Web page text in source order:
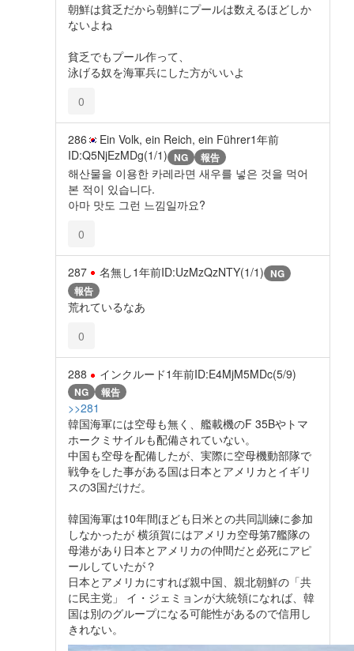
朝鮮は貧乏だから朝鮮にプールは数えるほどしか
ないよね
貧乏でもプール作って、
泳げる奴を海軍兵にした方がいいよ
0
286 Ein Volk, ein Reich, ein Führer1年前
ID:Q5NjEzMDg(1/1) NG 報告
해산물을 이용한 카레라면 새우를 넣은 것을 먹어
본 적이 있습니다.
아마 맛도 그런 느낌일까요?
0
287 名無し1年前ID:UzMzQzNTY(1/1) NG
報告
荒れているなあ
0
288 インクルード1年前ID:E4MjM5MDc(5/9)
NG 報告
>>281
韓国海軍には空母も無く、艦載機のF 35Bやトマ
ホークミサイルも配備されていない。
中国も空母を配備したが、実際に空母機動部隊で
戦争をした事がある国は日本とアメリカとイギリ
スの3国だけだ。
韓国海軍は10年間ほども日米との共同訓練に参加
しなかったが 横須賀にはアメリカ空母第7艦隊の
母港があり日本とアメリカの仲間だと必死にアピ
ールしていたが？
日本とアメリカにすれば親中国、親北朝鮮の「共
に民主党」 イ・ジェミョンが大統領になれば、韓
国は別のグループになる可能性があるので信用し
きれない。